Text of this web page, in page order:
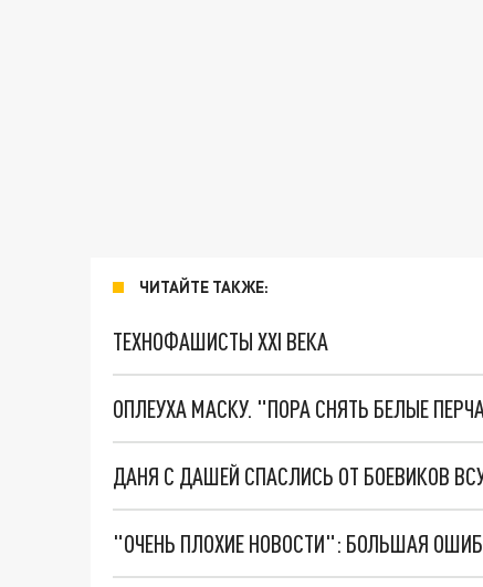
ЧИТАЙТЕ ТАКЖЕ:
ТЕХНОФАШИСТЫ XXI ВЕКА
ОПЛЕУХА МАСКУ. "ПОРА СНЯТЬ БЕЛЫЕ
ДАНЯ С ДАШЕЙ СПАСЛИСЬ ОТ БОЕВИКОВ